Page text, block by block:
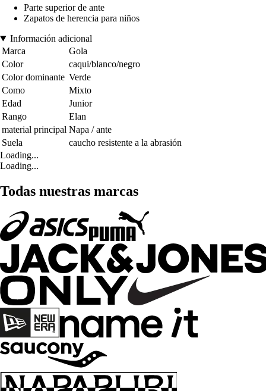
Parte superior de ante
Zapatos de herencia para niños
Información adicional
Marca
Gola
Color
caqui/blanco/negro
Color dominante Verde
Como
Mixto
Edad
Junior
Rango
Elan
material principal Napa / ante
Suela
caucho resistente a la abrasión
Loading...
Loading...
Todas nuestras marcas